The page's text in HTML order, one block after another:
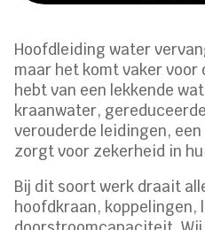
Hoofdleiding water
maar het komt vaker voor
hebt van een lekkende
kraanwater,
verouderde leidingen,
zorgt voor zekerheid in
Bij dit soort werk draait
hoofdkraan, koppelingen,